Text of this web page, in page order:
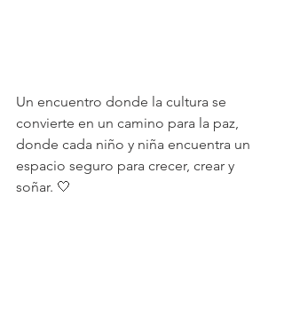
Un encuentro donde la cultura se
convierte en un camino para la paz,
donde cada niño y niña encuentra un
espacio seguro para crecer, crear y
soñar. 🤍